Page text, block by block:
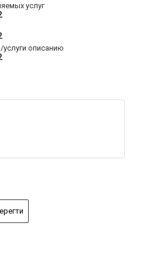
услуг
описанию